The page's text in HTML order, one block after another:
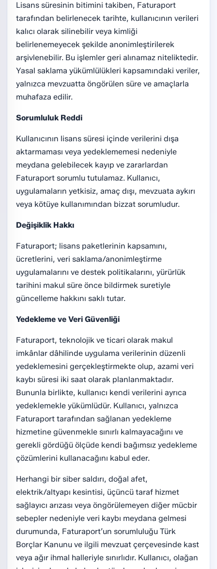
Lisans süresinin bitimini takiben, Faturaport
tarafından belirlenecek tarihte, kullanıcının verileri
kalıcı olarak silinebilir veya kimliği
belirlenemeyecek şekilde anonimleştirilerek
arşivlenebilir. Bu işlemler geri alınamaz niteliktedir.
Yasal saklama yükümlülükleri kapsamındaki veriler,
yalnızca mevzuatta öngörülen süre ve amaçlarla
muhafaza edilir.
Sorumluluk Reddi
Kullanıcının lisans süresi içinde verilerini dışa
aktarmaması veya yedeklememesi nedeniyle
meydana gelebilecek kayıp ve zararlardan
Faturaport sorumlu tutulamaz. Kullanıcı,
uygulamaların yetkisiz, amaç dışı, mevzuata aykırı
veya kötüye kullanımından bizzat sorumludur.
Değişiklik Hakkı
Faturaport; lisans paketlerinin kapsamını,
ücretlerini, veri saklama/anonimleştirme
uygulamalarını ve destek politikalarını, yürürlük
tarihini makul süre önce bildirmek suretiyle
güncelleme hakkını saklı tutar.
Yedekleme ve Veri Güvenliği
Faturaport, teknolojik ve ticari olarak makul
imkânlar dâhilinde uygulama verilerinin düzenli
yedeklemesini gerçekleştirmekte olup, azami veri
kaybı süresi iki saat olarak planlanmaktadır.
Bununla birlikte, kullanıcı kendi verilerini ayrıca
yedeklemekle yükümlüdür. Kullanıcı, yalnızca
Faturaport tarafından sağlanan yedekleme
hizmetine güvenmekle sınırlı kalmayacağını ve
gerekli gördüğü ölçüde kendi bağımsız yedekleme
çözümlerini kullanacağını kabul eder.
Herhangi bir siber saldırı, doğal afet,
elektrik/altyapı kesintisi, üçüncü taraf hizmet
sağlayıcı arızası veya öngörülemeyen diğer mücbir
sebepler nedeniyle veri kaybı meydana gelmesi
durumunda, Faturaport’un sorumluluğu Türk
Borçlar Kanunu ve ilgili mevzuat çerçevesinde kast
veya ağır ihmal halleriyle sınırlıdır. Kullanıcı, olağan